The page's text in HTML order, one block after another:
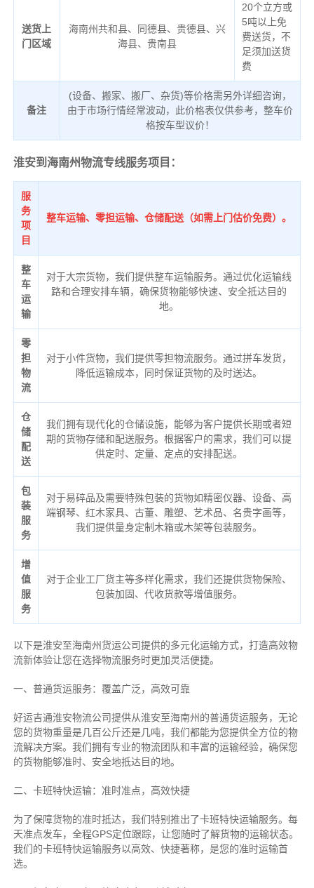
送货上
门区域
海南州共和县、同德县、贵德县、兴
海县、贵南县
20个立方或
5吨以上免
费送货，不
足须加送货
费
备注
(设备、搬家、搬厂、杂货)等价格需另外详细咨询，
由于市场行情经常波动，此价格表仅供参考，整车价
格按车型议价！
淮安到海南州物流专线服务项目：
服
务
项
目
整车运输、零担运输、仓储配送（如需上门估价免费）。
整
车
运
输
对于大宗货物，我们提供整车运输服务。通过优化运输线
路和合理安排车辆，确保货物能够快速、安全抵达目的
地。
零
担
物
流
对于小件货物，我们提供零担物流服务。通过拼车发货，
降低运输成本，同时保证货物的及时送达。
仓
储
配
送
我们拥有现代化的仓储设施，能够为客户提供长期或者短
期的货物存储和配送服务。根据客户的需求，我们可以提
供定时、定量、定点的安排配送。
包
装
服
务
对于易碎品及需要特殊包装的货物如精密仪器、设备、高
端钢琴、红木家具、古董、雕塑、艺术品、名贵字画等，
我们提供量身定制木箱或木架等包装服务。
增
值
服
务
对于企业工厂货主等多样化需求，我们还提供货物保险、
包装加固、代收货款等增值服务。
以下是淮安至海南州货运公司提供的多元化运输方式，打造高效物
流新体验让您在选择物流服务时更加灵活便捷。
一、普通货运服务：覆盖广泛，高效可靠
好运吉通淮安物流公司提供从淮安至海南州的普通货运服务，无论
您的货物重量是几百公斤还是几吨，我们都能为您提供全方位的物
流解决方案。我们拥有专业的物流团队和丰富的运输经验，确保您
的货物能够准时、安全地抵达目的地。
二、卡班特快运输：准时准点，高效快捷
为了保障货物的准时抵达，我们特别推出了卡班特快运输服务。每
天准点发车，全程GPS定位跟踪，让您随时了解货物的运输状态。
我们的卡班特快运输服务以高效、快捷著称，是您的准时运输首
选。